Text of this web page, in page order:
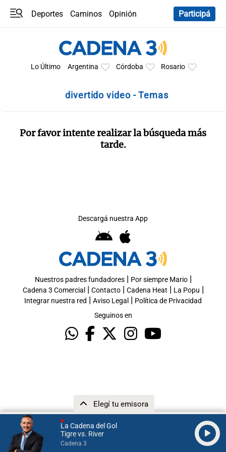
La Cadena del Gol
Tigre vs. River
Cadena 3
Elegí tu emisora
Deportes Caminos
Opinión
Participá
Lo Último Argentina Córdoba Rosario
divertido video - Temas
Por favor intente realizar la búsqueda más
tarde.
Descargá nuestra App
Nuestros padres fundadores| Por siempre Mario|
Cadena 3 Comercial | Contacto| Cadena Heat | La Popu |
Integrar nuestra red | Aviso Legal | Política de Privacidad
Seguinos en